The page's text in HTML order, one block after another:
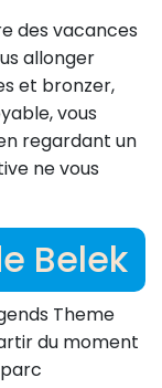
des vacances
allonger
et bronzer,
vous
regardant un
ne vous
Belek
Theme
du moment